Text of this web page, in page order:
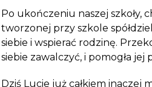
Po ukończeniu naszej szkoły,
tworzonej przy szkole
siebie i wspierać rodzinę.
siebie zawalczyć, i pomogła
Dziś Lucie już całkiem inaczej